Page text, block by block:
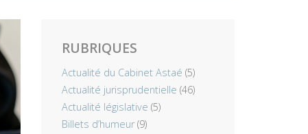
RUBRIQUES
Actualité du Cabinet Astaé (5)
Actualité jurisprudentielle (46)
Actualité législative (5)
Billets d’humeur(9)